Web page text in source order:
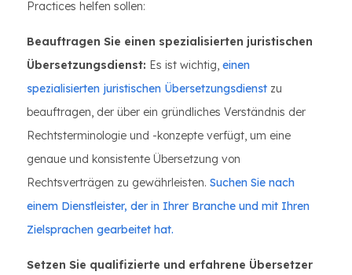
Practices helfen sollen:
Beauftragen Sie einen spezialisierten juristischen
Übersetzungsdienst: Es ist wichtig, einen
spezialisierten juristischen Übersetzungsdienst zu
beauftragen, der über ein gründliches Verständnis der
Rechtsterminologie und -konzepte verfügt, um eine
genaue und konsistente Übersetzung von
Rechtsverträgen zu gewährleisten. Suchen Sie nach
einem Dienstleister, der in Ihrer Branche und mit Ihren
Zielsprachen gearbeitet hat.
Setzen Sie qualifizierte und erfahrene Übersetzer